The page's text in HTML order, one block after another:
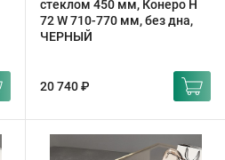
стеклом 450 мм, Конеро H
72 W 710-770 мм, без дна,
ЧЕРНЫЙ
20 740 ₽